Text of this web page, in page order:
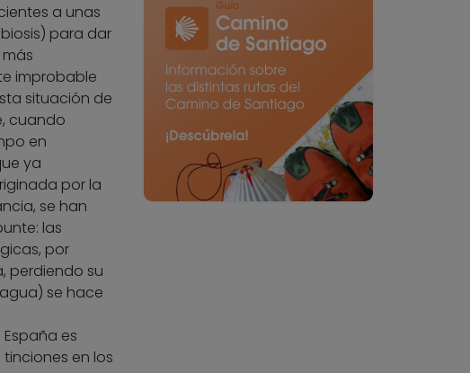
a unas
para dar
improbable
situación de
cuando
en
ya
por la
se han
las
por
perdiendo su
se hace
es
en los